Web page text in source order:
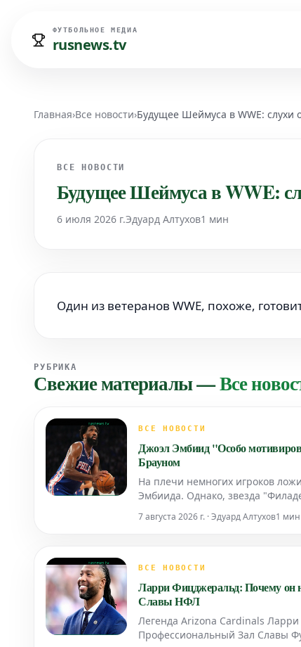
ФУТБОЛЬНОЕ МЕДИА
rusnews.tv
Главная›Все новости›Будущее Шеймуса в WWE: слухи
ВСЕ НОВОСТИ
Будущее Шеймуса в WWE:
6 июля 2026 г.Эдуард Алтухов1 мин
Один из ветеранов WWE, похоже,
РУБРИКА
Свежие материалы—Все
ВСЕ НОВОСТИ
Джоэл Эмбиид "Особо
Брауном
На плечи немногих игроков
Эмбиида. Однако, звезда
7 августа 2026 г. · Эдуард Алтухов1 мин
ВСЕ НОВОСТИ
Ларри Фицджеральд: Почему он
Славы НФЛ
Легенда Arizona Cardinals
Профессиональный Зал Славы